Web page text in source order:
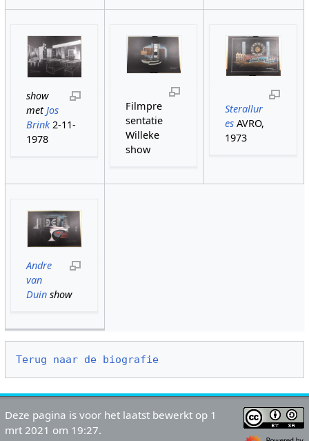
show
metJos
Brink2-11-
1978
Filmpre
sentatie
Willeke
show
Sterallur
es AVRO,
1973
Andre
van
Duin show
Terug naar de biografie
Deze pagina is voor het laatst bewerkt op 1
mrt 2021 om 19:27.